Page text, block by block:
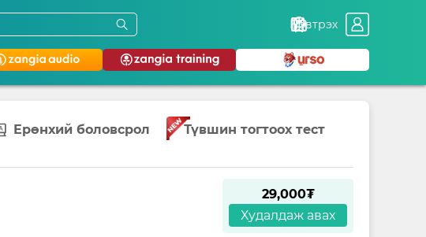
Нэвтрэх
Ерөнхий боловсрол Түвшин тогтоох тест
29,000₮
Худалдаж авах